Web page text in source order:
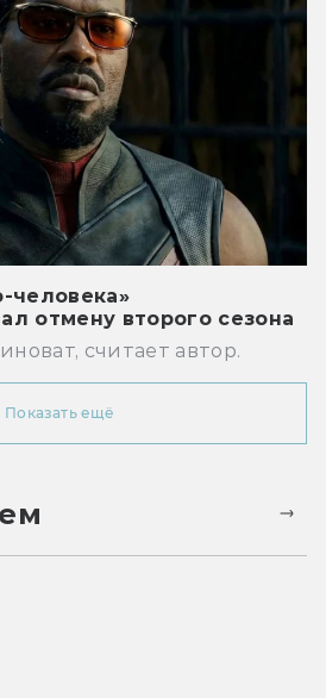
человека»
отмену второго сезона
считает автор.
Показать ещё